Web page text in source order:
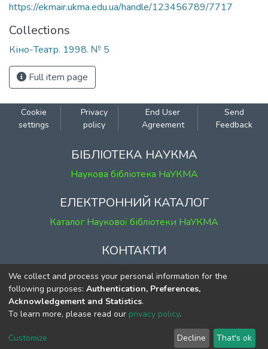
https://ekmair.ukma.edu.ua/handle/123456789/7717
Collections
Кіно-Театр. 1998. № 5
Full item page
Cookie
settings
Privacy
policy
End User
Agreement
Send
Feedback
БІБЛІОТЕКА НАУКМА
Наукова бібліотека НаУКМА
ЕЛЕКТРОННИЙ КАТАЛОГ
Каталог Наукової бібліотеки НаУКМА
КОНТАКТИ
м. Київ, вул. Григорія Сковороди, 2
к. 1, к. 120
тел. (044) 463-69-31
ekmair@ukma.edu.ua
We collect and process your personal information for the
following purposes: Authentication, Preferences,
Acknowledgement and Statistics.
To learn more, please read our privacy policy.
Customize Decline That's ok